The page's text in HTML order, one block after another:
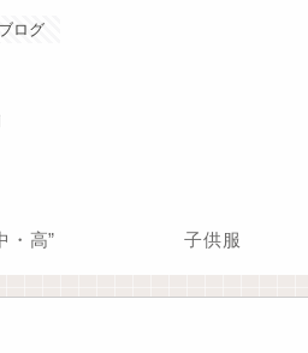
ログ
・高” 子供服